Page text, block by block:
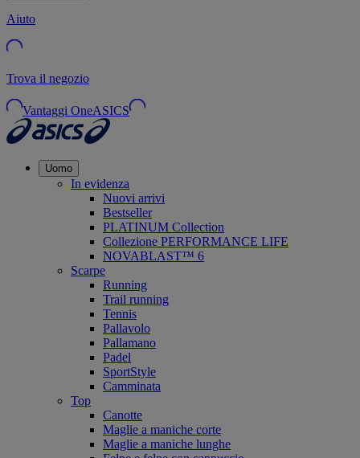
Aiuto
Trova il negozio
Vantaggi OneASICS
Uomo
In evidenza
Nuovi arrivi
Bestseller
PLATINUM Collection
Collezione PERFORMANCE LIFE
NOVABLAST™ 6
Scarpe
Running
Trail running
Tennis
Pallavolo
Pallamano
Padel
SportStyle
Camminata
Top
Canotte
Maglie a maniche corte
Maglie a maniche lunghe